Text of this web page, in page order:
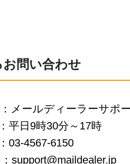
問い合わせ
メールディーラーサポ
9時30分～17時
4567-6150
support@maildealer.jp